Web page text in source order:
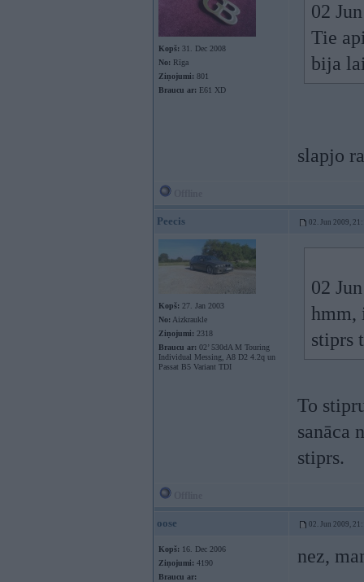
Kopš: 31. Dec 2008
No: Rīga
Ziņojumi: 801
Braucu ar: E61 XD
02
Tie
bija
slapjo
Peecis 02. Jun 2009,
Kopš: 27. Jan 2003
No: Aizkraukle
Ziņojumi: 2318
Braucu ar: 02’ 530dA M Touring
Individual Messing, A8 D2 4.2q un
Passat B5 Variant TDI
02
hmm,
stiprs
To
sanāca
stiprs.
oose 02. Jun 2009,
Kopš: 16. Dec 2006
Ziņojumi: 4190
Braucu ar:
nez,